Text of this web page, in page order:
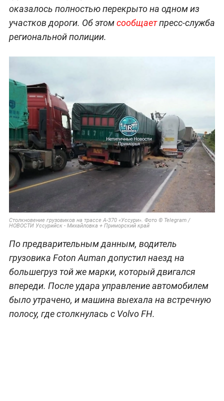
оказалось полностью перекрыто на одном из
участков дороги. Об этомсообщаетпресс-служба
региональной полиции.
Столкновение грузовиков на трассе А-370 «Уссури». Фото © Telegram /
НОВОСТИ Уссурийск - Михайловка + Приморский край
По предварительным данным, водитель
грузовика Foton Auman допустил наезд на
большегруз той же марки, который двигался
впереди. После удара управление автомобилем
было утрачено, и машина выехала на встречную
полосу, где столкнулась с Volvo FH.